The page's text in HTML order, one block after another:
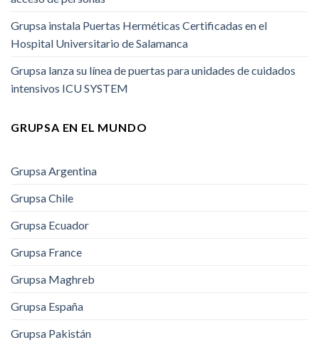
Grupsa instala Puertas Herméticas Certificadas en el
Hospital Universitario de Salamanca
Grupsa lanza su línea de puertas para unidades de cuidados
intensivos ICU SYSTEM
GRUPSA EN EL MUNDO
Grupsa Argentina
Grupsa Chile
Grupsa Ecuador
Grupsa France
Grupsa Maghreb
Grupsa España
Grupsa Pakistán